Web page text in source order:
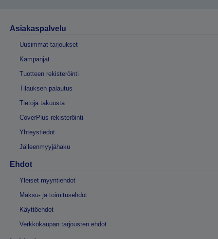
Asiakaspalvelu
Uusimmat tarjoukset
Kampanjat
Tuotteen rekisteröinti
Tilauksen palautus
Tietoja takuusta
CoverPlus-rekisteröinti
Yhteystiedot
Jälleenmyyjähaku
Ehdot
Yleiset myyntiehdot
Maksu- ja toimitusehdot
Käyttöehdot
Verkkokaupan tarjousten ehdot